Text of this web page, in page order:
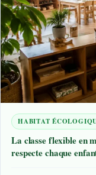
HABITAT
La classe flexible en
respecte chaque